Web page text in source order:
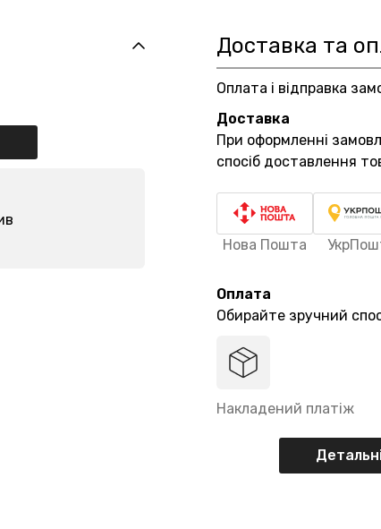
Доставка та
Оплата і відправка
Доставка
При оформленні
спосіб доставлення
Нова Пошта
Оплата
Обирайте зручний
Накладений платіж